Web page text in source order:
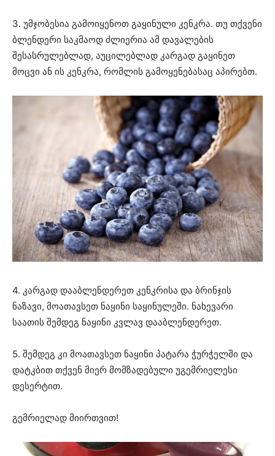
3. უმჯობესია გამოიყენოთ გაყინული კენკრა. თუ თქვენი
ბლენდერი საკმაოდ ძლიერია ამ დავალების
შესასრულებლად, აუცილებლად კარგად გაყინეთ
მოცვი ან ის კენკრა, რომლის გამოყენებასაც აპირებთ.
4. კარგად დააბლენდერეთ კენკრისა და ბრინჯის
ნაზავი, მოათავსეთ ნაყინი საყინულეში. ნახევარი
საათის შემდეგ ნაყინი კვლავ დააბლენდერეთ.
5. შემდეგ კი მოათავსეთ ნაყინი პატარა ჭურჭელში და
დატკბით თქვენ მიერ მომზადებული უგემრიელესი
დესერტით.
გემრიელად მიირთვით!